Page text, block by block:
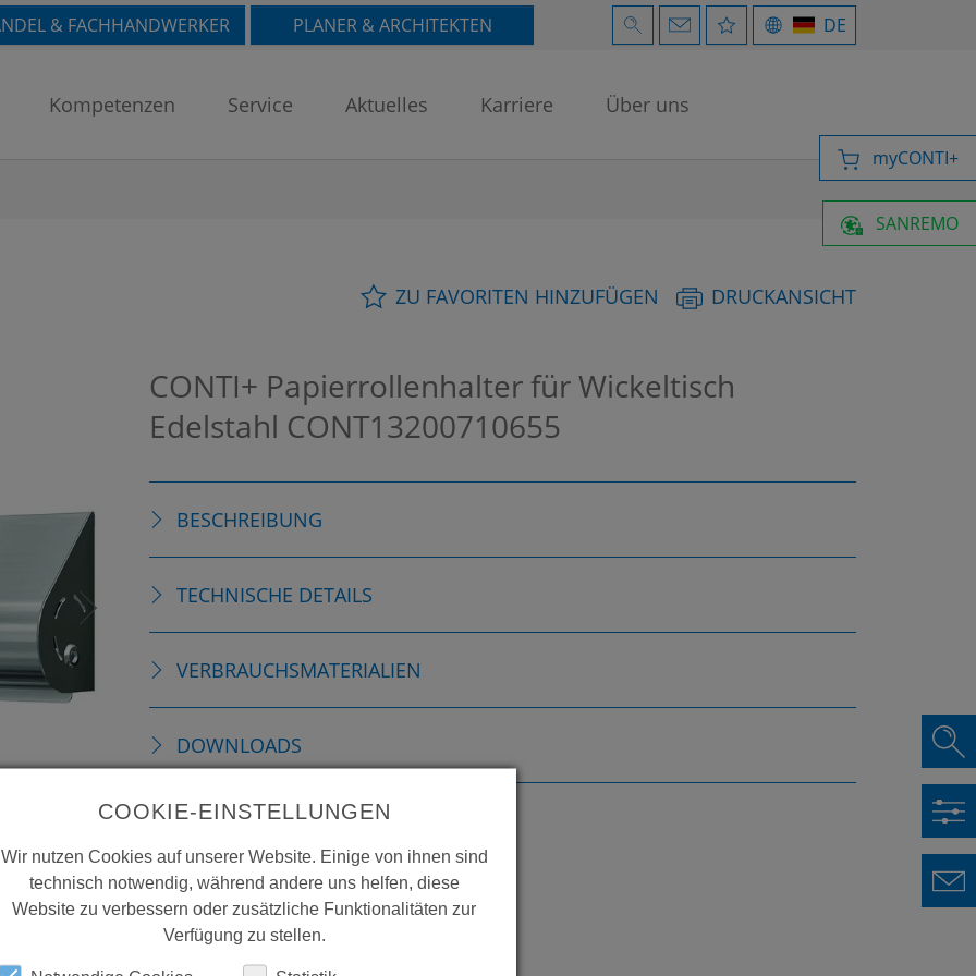
& FACHHANDWERKER PLANER & ARCHITEKTEN DE
Kompetenzen Service Aktuelles Karriere Über uns
SANREMO
myCONTI+
ZU FAVORITEN HINZUFÜGEN DRUCKANSICHT
CONTI+ Papierrollenhalter für Wickeltisch
Edelstahl CONT13200710655
BESCHREIBUNG
TECHNISCHE DETAILS
VERBRAUCHSMATERIALIEN
DOWNLOADS
COOKIE-EINSTELLUNGEN
Wir nutzen Cookies auf unserer Website. Einige von ihnen sind
technisch notwendig, während andere uns helfen, diese
Website zu verbessern oder zusätzliche Funktionalitäten zur
Verfügung zu stellen.